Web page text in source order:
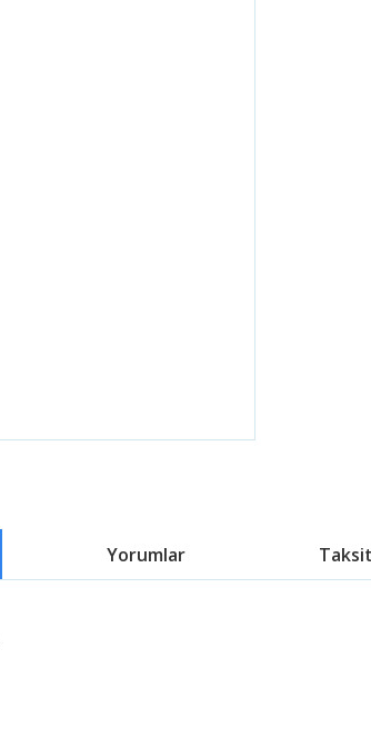
Yorumlar